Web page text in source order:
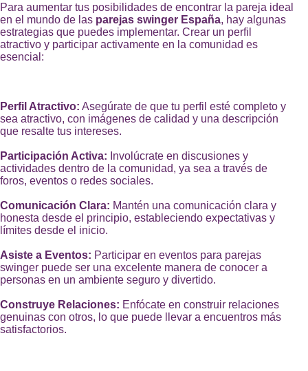
Para aumentar tus posibilidades de encontrar la pareja ideal
en el mundo de las parejas swinger España, hay algunas
estrategias que puedes implementar. Crear un perfil
atractivo y participar activamente en la comunidad es
esencial:
Perfil Atractivo: Asegúrate de que tu perfil esté completo y
sea atractivo, con imágenes de calidad y una descripción
que resalte tus intereses.
Participación Activa: Involúcrate en discusiones y
actividades dentro de la comunidad, ya sea a través de
foros, eventos o redes sociales.
Comunicación Clara: Mantén una comunicación clara y
honesta desde el principio, estableciendo expectativas y
límites desde el inicio.
Asiste a Eventos: Participar en eventos para parejas
swinger puede ser una excelente manera de conocer a
personas en un ambiente seguro y divertido.
Construye Relaciones: Enfócate en construir relaciones
genuinas con otros, lo que puede llevar a encuentros más
satisfactorios.